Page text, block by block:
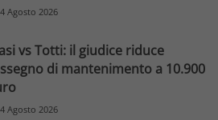
4 Agosto 2026
vs Totti: il giudice riduce
di mantenimento a 10.900
4 Agosto 2026